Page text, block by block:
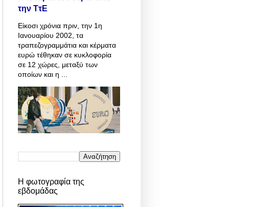
την ΤτΕ
Είκοσι χρόνια πριν, την 1η
Ιανουαρίου 2002, τα
τραπεζογραμμάτια και κέρματα
ευρώ τέθηκαν σε κυκλοφορία
σε 12 χώρες, μεταξύ των
οποίων και η ...
Η φωτογραφία της
εβδομάδας